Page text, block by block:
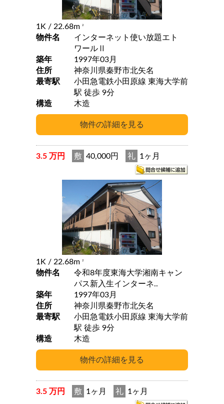
1K / 22.68m 2
物件名
インターネット使い放題エト
ワールⅡ
築年
1997年03月
住所
神奈川県秦野市北矢名
最寄駅
小田急電鉄小田原線 東海大学前
駅 徒歩 9分
構造
木造
3.5 万円 敷 40,000円 礼 1ヶ月
1K / 22.68m 2
物件名
令和8年度東海大学湘南キャン
パス新入生インターネ..
築年
1997年03月
住所
神奈川県秦野市北矢名
最寄駅
小田急電鉄小田原線 東海大学前
駅 徒歩 9分
構造
木造
3.5 万円 敷 1ヶ月 礼 1ヶ月